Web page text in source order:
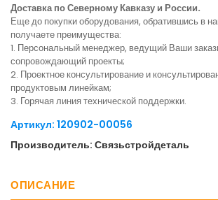
Доставка по Северному Кавказу и России.
Еще до покупки оборудования, обратившись в
получаете преимущества:
1. Персональный менеджер, ведущий Ваши
сопровождающий проекты;
2. Проектное консультирование и
продуктовым линейкам;
3. Горячая линия технической поддержки.
Артикул: 120902-00056
Производитель: Связьстройдеталь
ОПИСАНИЕ